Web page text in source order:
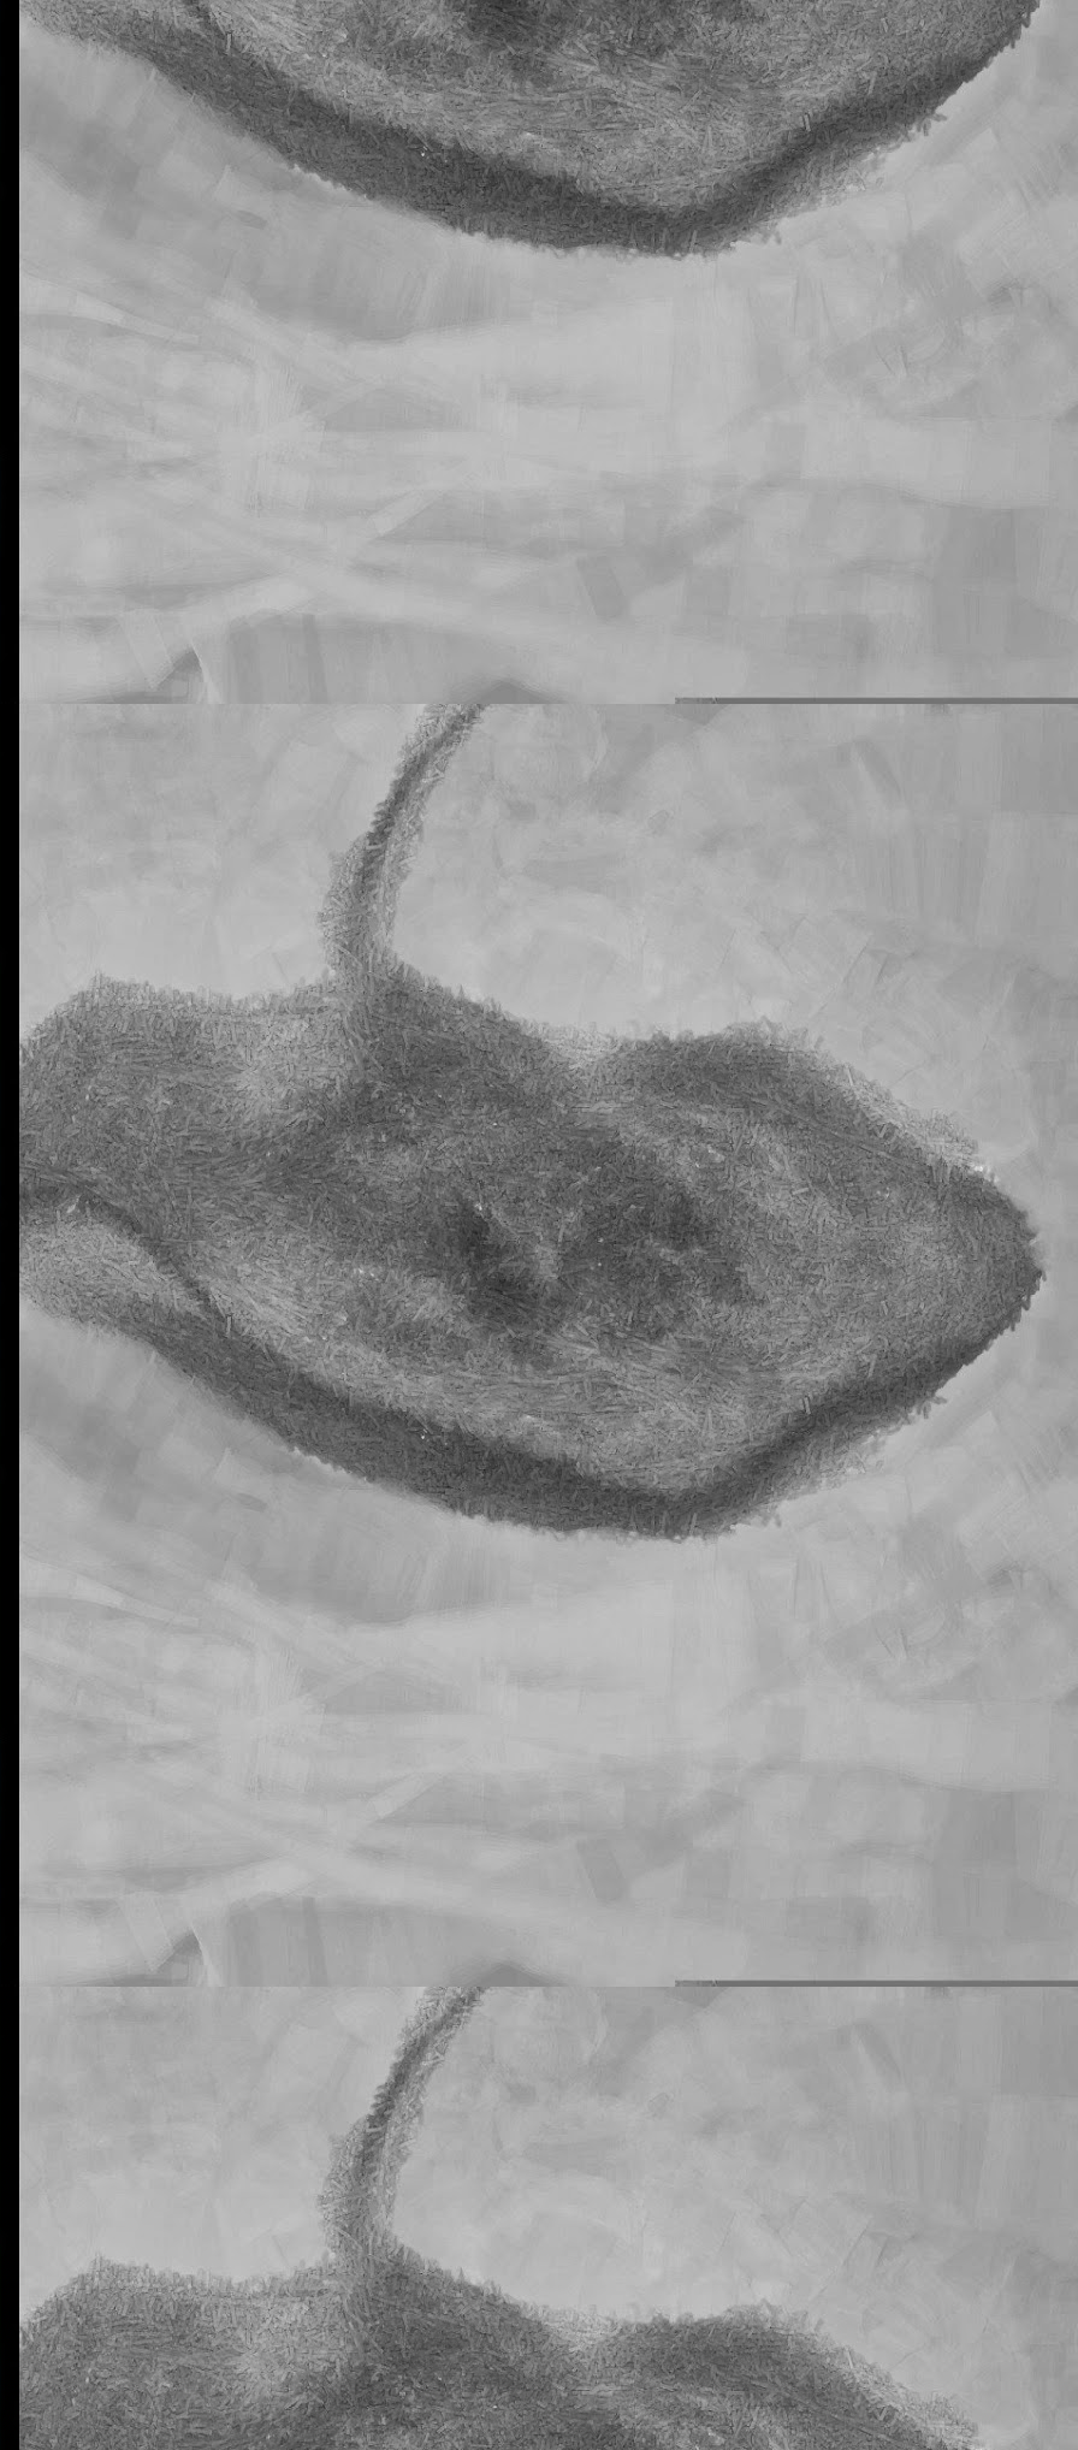
Natural Science 5 - Unit 5 Vocabulary
La otra tutoría de Javier
Añadir un comentario
Natural Science 5 - Unit 2 Vocabulary
La otra tutoría de Javier
de las tareas de Natural Science en 5º
de que vuestros hijos están siendo muy inconsistentes con los deberes que les mando
Science. He hablado de este tema con la tutora y me dice que no es un problema que yo
supongo que ya habréis recibido advertencias de este tipo antes.
mí me preocupa es que en estas dos clases tengo a 20 y 18 alumnos que han dejado de
menos una vez. En ciertos casos, los días en los que han venido con sus deberes en blanco
¡Y estamos todavía en pleno octubre! No quiero ni imaginarme a cuánto llegará la cuenta
ni estoy dispuesto a aceptar que esta situación se prolongue en el tiempo. Y quiero creer
que advertir muy seriamente sobre las nefastas consecuencias que sobre la calificación
les he advertido (otra vez) que la dificultad de esta segunda unidad es muy superior a
pues, para no traer los deberes hechos.
de vuestros hijos, donde deberían aparecer reflejados los días exactos en los que han
deberes sin hacer. Me temo que alguno se va a sorprender. Y mucho.
Publicado23rd October 2018porLa otra tutoría de Javier